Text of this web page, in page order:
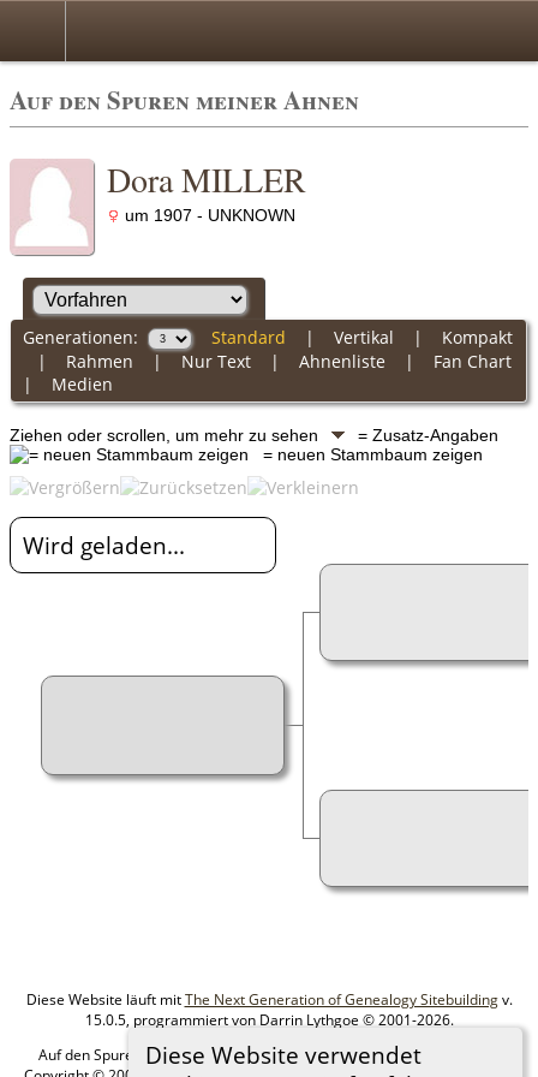
Auf den Spuren meiner Ahnen
Diese Website verwendet
Dora MILLER
um 1907 - UNKNOWN
Generationen: Standard | Vertikal | Kompakt
| Rahmen | Nur Text| Ahnenliste | Fan Chart
| Medien
Ziehen oder scrollen, um mehr zu sehen
= Zusatz-Angaben
= neuen Stammbaum zeigen
Wird geladen...
Diese Website läuft mitThe Next Generation of Genealogy Sitebuildingv.
15.0.5, programmiert von Darrin Lythgoe © 2001-2026.
Auf den Spuren meiner Ahnen - erstellt und betreut vonMIchael Klein